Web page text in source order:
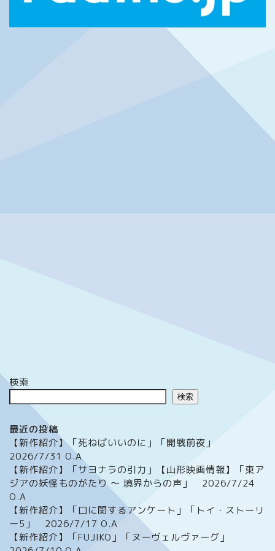
検索
検索
最近の投稿
【新作紹介】「死ねばいいのに」「開戦前夜」
2026/7/31 O.A
【新作紹介】「サヨナラの引力」【山形映画情報】「東ア
ジアの妖怪ものがたり ～ 境界からの声」 2026/7/24
O.A
【新作紹介】「口に関するアンケート」「トイ・ストーリ
ー5」 2026/7/17 O.A
【新作紹介】「FUJIKO」「ヌーヴェルヴァーグ」